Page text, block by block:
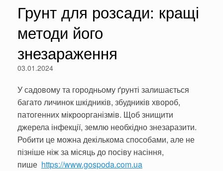
Грунт для розсади: кращі
методи його
знезараження
03.01.2024
У садовому та городньому ґрунті залишається
багато личинок шкідників, збудників хвороб,
патогенних мікроорганізмів. Щоб знищити
джерела інфекції, землю необхідно знезаразити.
Робити це можна де­кількома способами, але не
пізніше ніж за місяць до посіву насіння,
пише https://www.gospoda.com.ua